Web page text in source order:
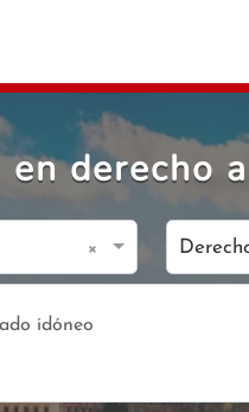
derecho
×